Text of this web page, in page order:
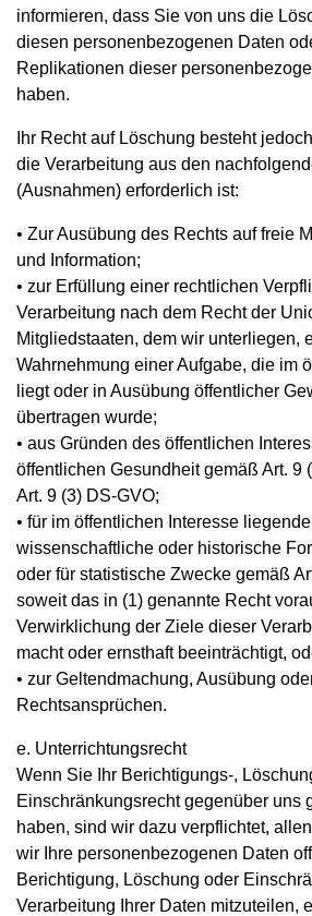
informieren, dass Sie von uns die
diesen personenbezogenen Daten
Replikationen dieser
haben.
Ihr Recht auf Löschung besteht
die Verarbeitung aus den
(Ausnahmen) erforderlich ist:
• Zur Ausübung des Rechts auf freie
und Information;
• zur Erfüllung einer rechtlichen
Verarbeitung nach dem Recht der
Mitgliedstaaten, dem wir unterliegen,
Wahrnehmung einer Aufgabe, die im
liegt oder in Ausübung öffentlicher
übertragen wurde;
• aus Gründen des öffentlichen
öffentlichen Gesundheit gemäß Art. 9
Art. 9 (3) DS-GVO;
• für im öffentlichen Interesse
wissenschaftliche oder historische
oder für statistische Zwecke gemäß
soweit das in (1) genannte Recht
Verwirklichung der Ziele dieser
macht oder ernsthaft beeinträchtigt,
• zur Geltendmachung, Ausübung
Rechtsansprüchen.
e. Unterrichtungsrecht
Wenn Sie Ihr Berichtigungs-,
Einschränkungsrecht gegenüber uns
haben, sind wir dazu verpflichtet,
wir Ihre personenbezogenen Daten
Berichtigung, Löschung oder
Verarbeitung Ihrer Daten mitzuteilen,